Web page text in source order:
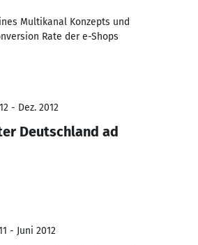
Multikanal Konzepts und
Rate der e-Shops
- Dez. 2012
Deutschland ad
- Juni 2012